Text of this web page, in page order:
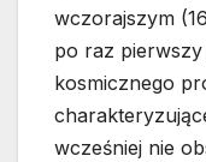
wczorajszym
po raz pierwszy
kosmicznego
wcześniej nie